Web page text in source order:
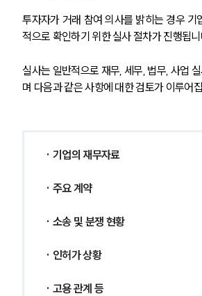
SERVICES
투자자가 거래 참여 의사를 밝히는 경우 기
적으로 확인하기 위한 실사 절차가 진행됩니
실사는 일반적으로 재무, 세무, 법무, 사업
며 다음과 같은 사항에 대한 검토가 이루어
· 기업의 재무자료
· 주요 계약
· 소송 및 분쟁 현황
· 인허가 상황
· 고용 관계 등